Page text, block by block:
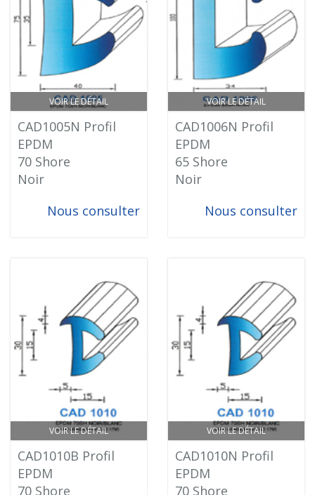
VOIR LE DÉTAIL
CAD1005N Profil
EPDM
70 Shore
Noir
Nous consulter
VOIR LE DÉTAIL
CAD1006N Profil
EPDM
65 Shore
Noir
Nous consulter
VOIR LE DÉTAIL
CAD1010B Profil
EPDM
70 Shore
VOIR LE DÉTAIL
CAD1010N Profil
EPDM
70 Shore